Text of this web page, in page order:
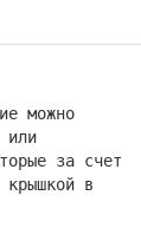
можно
или
за счет
крышкой в